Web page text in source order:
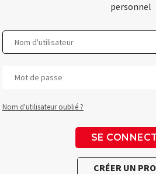
personnel
Nom d'utilisateur oublié ?